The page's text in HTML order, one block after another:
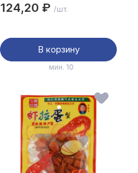
124,20 ₽ /шт.
В корзину
мин. 10